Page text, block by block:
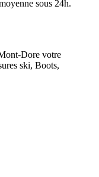
sous 24h.
Dore votre
ski, Boots,